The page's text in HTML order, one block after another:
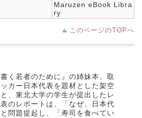
Maruzen eBook Libra
ry
このページのTOPへ
書く若者のために』の姉妹本。取
カー日本代表を題材とした架空
、東北大学の学生が提出したレ
のレポートは、「なぜ、日本代
問題提起し、「寿司を食べてい